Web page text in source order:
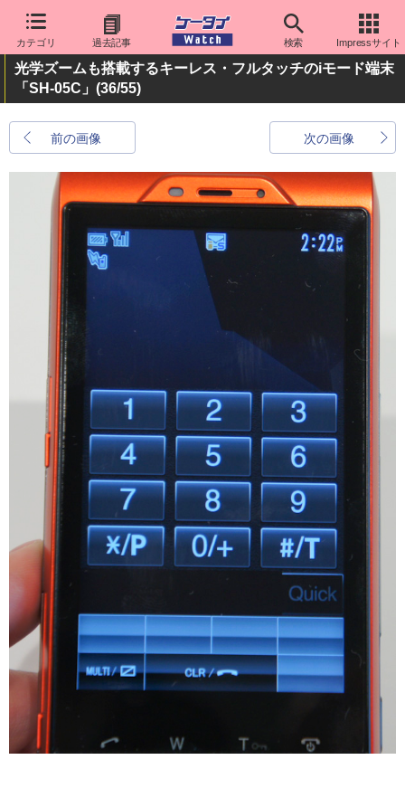
カテゴリ 過去記事 検索 Impressサイト
光学ズームも搭載するキーレス・フルタッチのiモード端末
「SH-05C」 (36/55)
前の画像 次の画像